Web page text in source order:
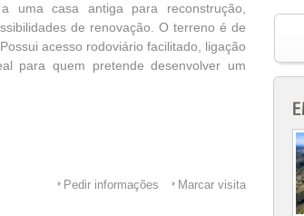
uma casa antiga para reconstrução,
de renovação. O terreno é de
acesso rodoviário facilitado, ligação
para quem pretende desenvolver um
Marcar visita
Pedir informações